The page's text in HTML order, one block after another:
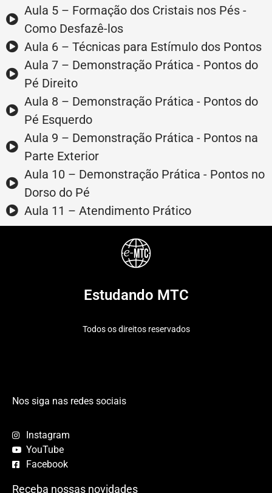
Aula 5 – Formação dos Cristais nos Pés -
Como Desfazê-los
Aula 6 – Técnicas para Estímulo dos Pontos
Aula 7 – Demonstração Prática - Pontos do
Pé Direito
Aula 8 – Demonstração Prática - Pontos do
Pé Esquerdo
Aula 9 – Demonstração Prática - Pontos na
Parte Exterior
Aula 10 – Demonstração Prática - Pontos no
Dorso do Pé
Aula 11 – Atendimento Prático
Estudando MTC
Todos os direitos reservados
Nos siga nas redes sociais
Instagram
YouTube
Facebook
Receba nossas novidades